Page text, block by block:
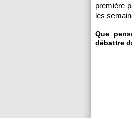
première
les
Que
débattre